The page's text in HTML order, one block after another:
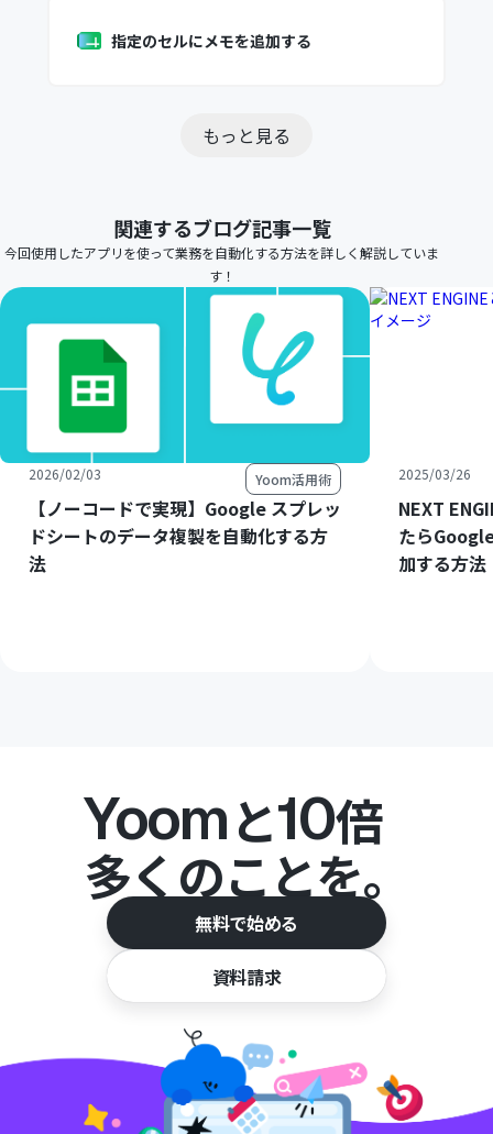
指定のセルにメモを追加する
もっと見る
関連するブログ記事一覧
今回使用したアプリを使って業務を自動化する方法を詳しく解説していま
す！
2026/02/03 Yoom活用術
【ノーコードで実現】Google スプレッ
ドシートのデータ複製を自動化する方
法
2025/03/26
NEXT
たら
加する方法
Yoomと10倍
多くのことを。
無料で始める
資料請求